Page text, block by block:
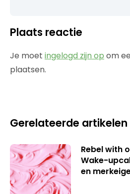
Plaats reactie
Je moet ingelogd zijn op om
plaatsen.
Gerelateerde artikelen
Rebel with
Wake-
en